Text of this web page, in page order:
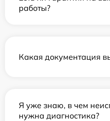
работы?
Какая документация
Я уже знаю, в чем
нужна диагностика?